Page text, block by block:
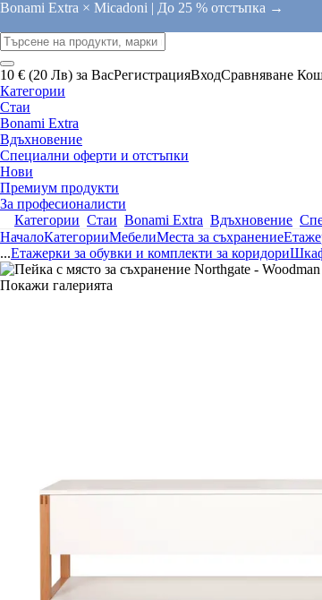
Bonami Extra × Micadoni | До 25 % отстъпка →
10 € (20 Лв) за ВасРегистрацияВходСравняване
Категории
Стаи
Bonami Extra
Вдъхновение
Специални оферти и отстъпки
Нови
Премиум продукти
За професионалисти
Категории Стаи Bonami Extra Вдъхновение
НачалоКатегорииМебелиМеста за съхранение
...Етажерки за обувки и комплекти за коридори
Покажи галерията